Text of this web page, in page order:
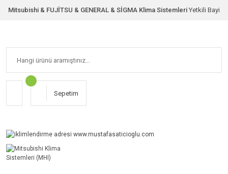
Mitsubishi & FUJİTSU & GENERAL & SİGMA Klima Sistemleri Yetkili Bayi
Sepetim